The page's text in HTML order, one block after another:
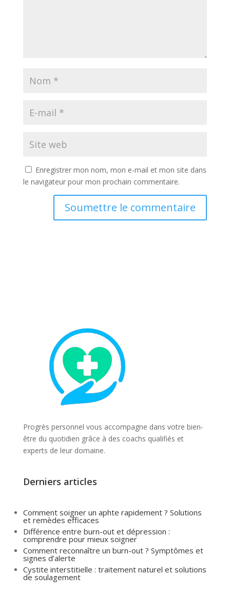
Enregistrer mon nom, mon e-mail et mon site dans
le navigateur pour mon prochain commentaire.
Soumettre le commentaire
Progrès personnel vous accompagne dans votre bien-
être du quotidien grâce à des coachs qualifiés et
experts de leur domaine.
Derniers articles
Comment soigner un aphte rapidement ? Solutions
et remèdes efficaces
Différence entre burn-out et dépression :
comprendre pour mieux soigner
Comment reconnaître un burn-out ? Symptômes et
signes d’alerte
Cystite interstitielle : traitement naturel et solutions
de soulagement